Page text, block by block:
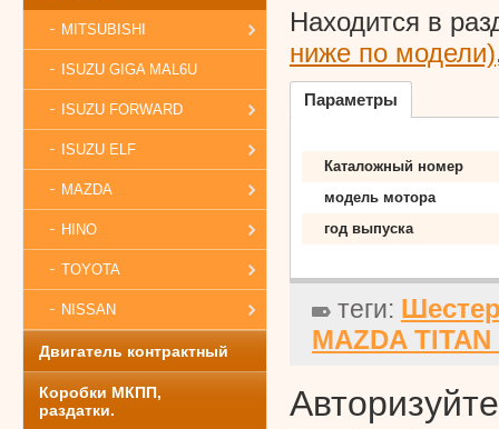
MITSUBISHI
ISUZU GIGA MAL6U
ISUZU FORWARD
ISUZU ELF
MAZDA
HINO
TOYOTA
NISSAN
Двигатель контрактный
Коробки МКПП,
раздатки.
Находится в
ниже по модели)
Параметры
Каталожный номер
модель мотора
год выпуска
теги:
MAZDA